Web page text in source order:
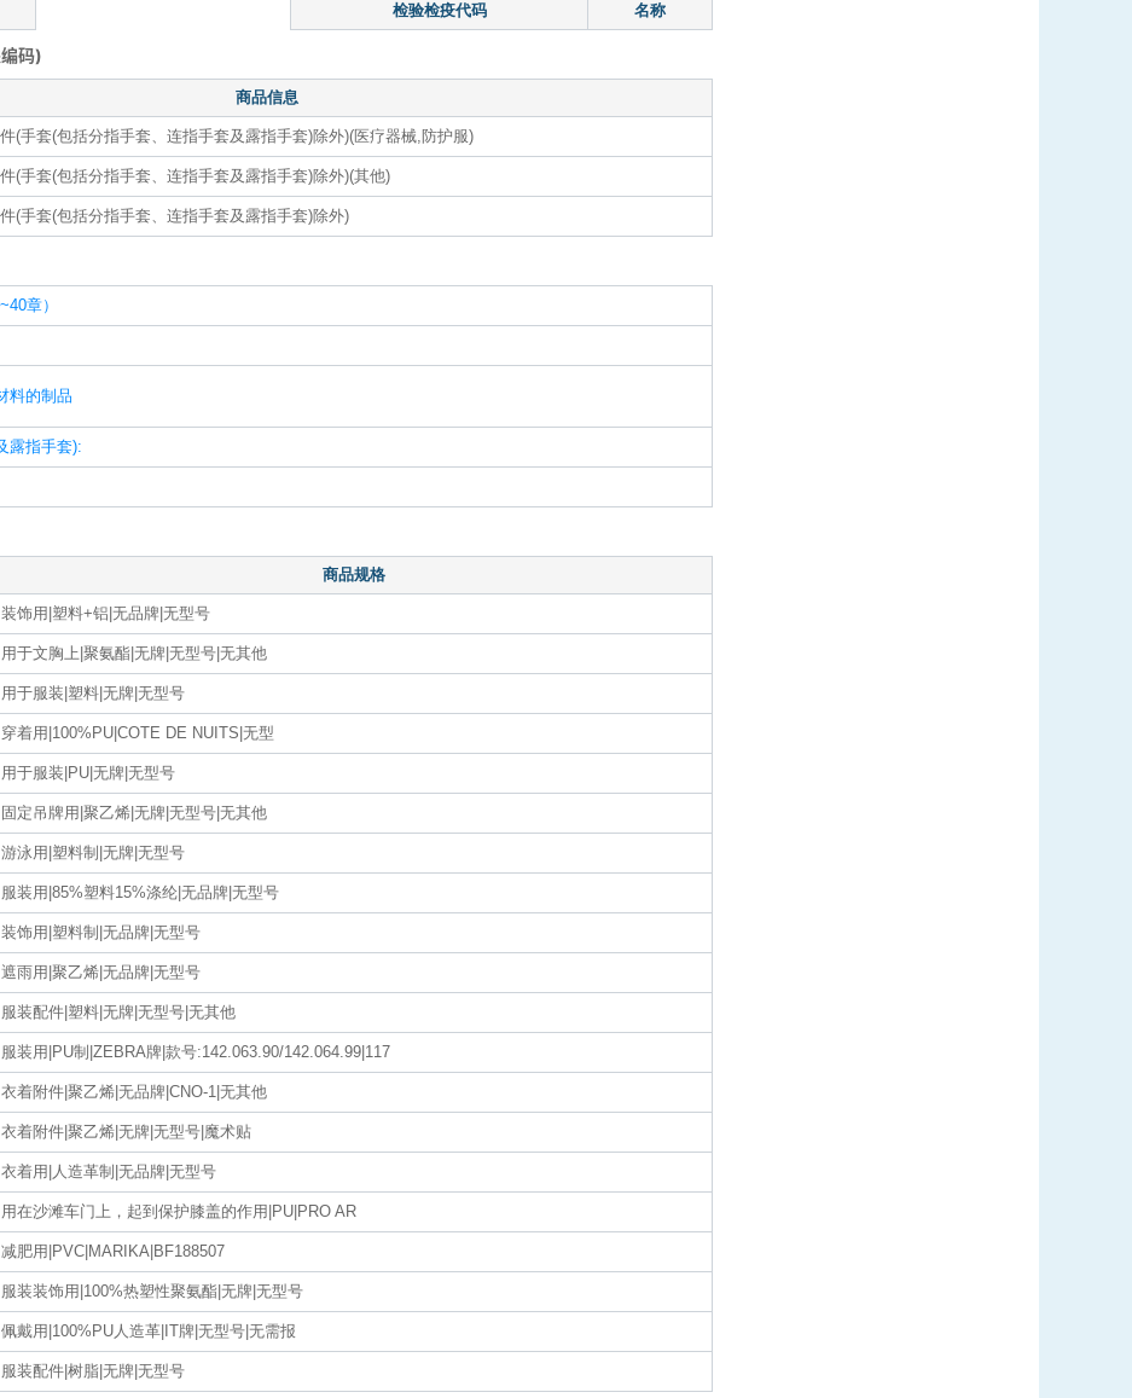
检验检疫代码 名称
码)
商品信息
(手套(包括分指手套、连指手套及露指手套)除外)(医疗器械,防护服)
(手套(包括分指手套、连指手套及露指手套)除外)(其他)
(手套(包括分指手套、连指手套及露指手套)除外)
章）
料的制品
露指手套):
商品规格
装饰用|塑料+铝|无品牌|无型号
用于文胸上|聚氨酯|无牌|无型号|无其他
用于服装|塑料|无牌|无型号
穿着用|100%PU|COTE DE NUITS|无型
用于服装|PU|无牌|无型号
固定吊牌用|聚乙烯|无牌|无型号|无其他
游泳用|塑料制|无牌|无型号
服装用|85%塑料15%涤纶|无品牌|无型号
装饰用|塑料制|无品牌|无型号
遮雨用|聚乙烯|无品牌|无型号
服装配件|塑料|无牌|无型号|无其他
服装用|PU制|ZEBRA牌|款号:142.063.90/142.064.99|117
衣着附件|聚乙烯|无品牌|CNO-1|无其他
衣着附件|聚乙烯|无牌|无型号|魔术贴
衣着用|人造革制|无品牌|无型号
用在沙滩车门上，起到保护膝盖的作用|PU|PRO AR
减肥用|PVC|MARIKA|BF188507
服装装饰用|100%热塑性聚氨酯|无牌|无型号
佩戴用|100%PU人造革|IT牌|无型号|无需报
服装配件|树脂|无牌|无型号